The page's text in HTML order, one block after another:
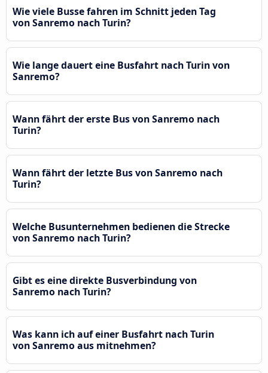
Wie viele Busse fahren im Schnitt jeden Tag
von Sanremo nach Turin?
Wie lange dauert eine Busfahrt nach Turin von
Sanremo?
Wann fährt der erste Bus von Sanremo nach
Turin?
Wann fährt der letzte Bus von Sanremo nach
Turin?
Welche Busunternehmen bedienen die Strecke
von Sanremo nach Turin?
Gibt es eine direkte Busverbindung von
Sanremo nach Turin?
Was kann ich auf einer Busfahrt nach Turin
von Sanremo aus mitnehmen?